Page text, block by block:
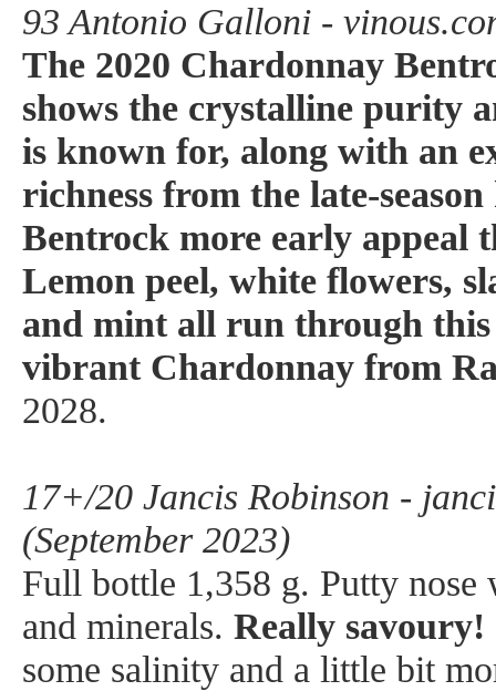
93 Antonio Galloni -
The 2020 Chardonnay
shows the crystalline purity
is known for, along with an
richness from the late-
Bentrock more early appeal
Lemon peel, white flowers,
and mint all run through this
vibrant Chardonnay from
2028.
17+/20 Jancis Robinson -
(September 2023)
Full bottle 1,358 g. Putty nose
and minerals. Really savoury!
some salinity and a little bit